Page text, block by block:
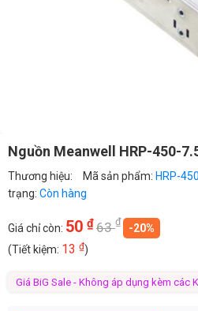
Nguồn Meanwell HRP-450-
Thương hiệu: Mã sản phẩm: HRP-
trạng: Còn hàng
Giá chỉ còn: 50 ₫63₫
-20%
(Tiết kiệm: 13 ₫)
Giá BiG Sale - Không áp dụng kèm các